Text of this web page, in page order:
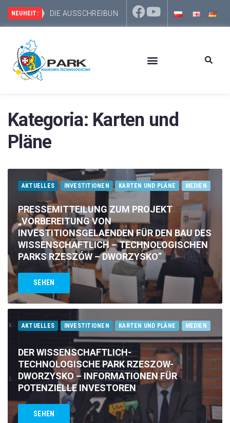
NEUHEIT: DIE AUSSCHREIBUNG UNBEGRENZTE – DIE ZW
Kategoria: Karten und
Pläne
AKTUELLES INVESTITIONEN KARTEN UND PLÄNE MEDIEN
PRESSEMITTEILUNG ZUM PROJEKT
„VORBEREITUNG VON
INVESTITIONSGELAENDEN FÜR DEN BAU DES
WISSENSCHAFTLICH – TECHNOLOGISCHEN
PARKS RZESZÓW – DWORZYSKO”
SEHEN
AKTUELLES INVESTITIONEN KARTEN UND PLÄNE MEDIEN
DER WISSENSCHAFTLICH-
TECHNOLOGISCHE PARK RZESZOW-
DWORZYSKO – INFORMATIONEN FÜR
POTENZIELLE INVESTOREN
SEHEN